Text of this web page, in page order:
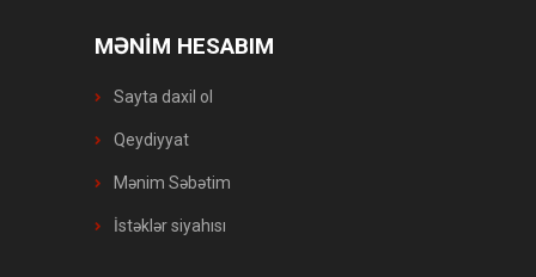
MƏNİM HESABIM
Sayta daxil ol
Qeydiyyat
Mənim Səbətim
İstəklər siyahısı